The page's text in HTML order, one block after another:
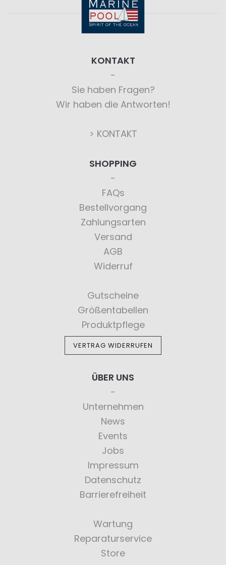
KONTAKT
Sie haben Fragen?
Wir haben die Antworten!
> KONTAKT
SHOPPING
FAQs
Bestellvorgang
Zahlungsarten
Versand
AGB
Widerruf
Gutscheine
Größentabellen
Produktpflege
VERTRAG WIDERRUFEN
ÜBER UNS
Unternehmen
News
Events
Jobs
Impressum
Datenschutz
Barrierefreiheit
Wartung
Reparaturservice
Store